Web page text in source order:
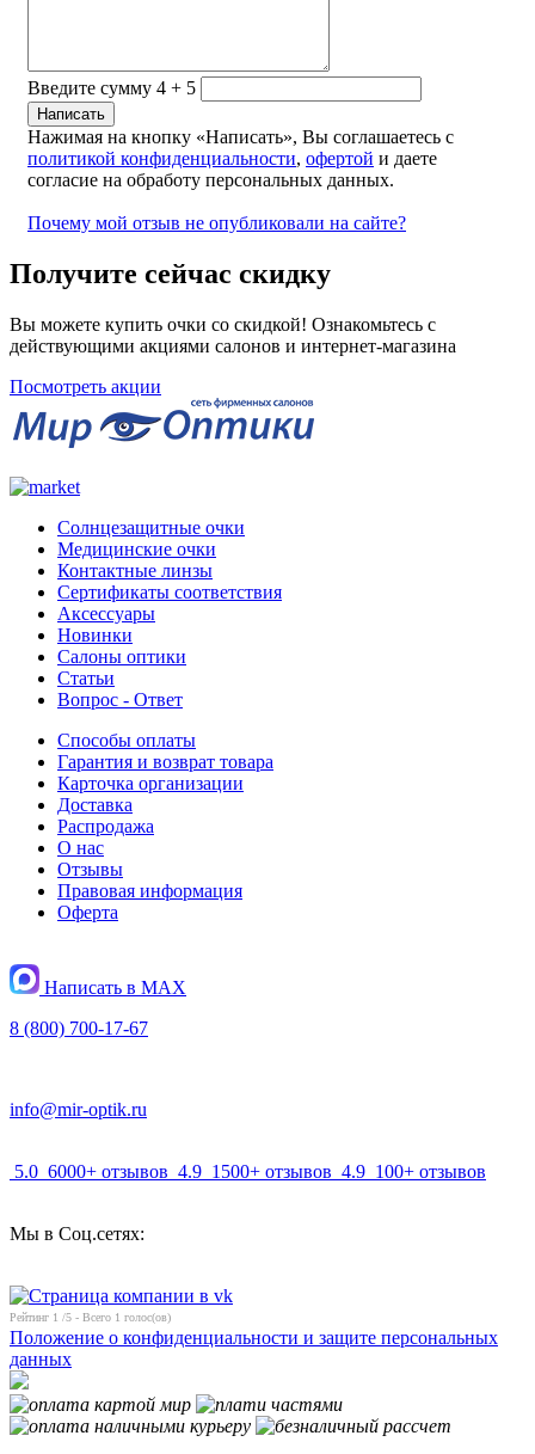
Введите сумму 4 + 5
Нажимая на кнопку «Написать», Вы соглашаетесь с
политикой конфиденциальности, офертой и даете
согласие на обработу персональных данных.
Почему мой отзыв не опубликовали на сайте?
Получите сейчас скидку
Вы можете купить очки со скидкой! Ознакомьтесь с
действующими акциями салонов и интернет-магазина
Посмотреть акции
Солнцезащитные очки
Медицинские очки
Контактные линзы
Сертификаты соответствия
Аксессуары
Новинки
Салоны оптики
Статьи
Вопрос - Ответ
Способы оплаты
Гарантия и возврат товара
Карточка организации
Доставка
Распродажа
О нас
Отзывы
Правовая информация
Оферта
Написать в MAX
8 (800) 700-17-67
info@mir-optik.ru
5.0 6000+ отзывов 4.9 1500+ отзывов 4.9 100+ отзывов
Мы в Соц.сетях:
Рейтинг 1 /5 - Всего 1 голос(ов)
Положение о конфиденциальности и защите персональных
данных